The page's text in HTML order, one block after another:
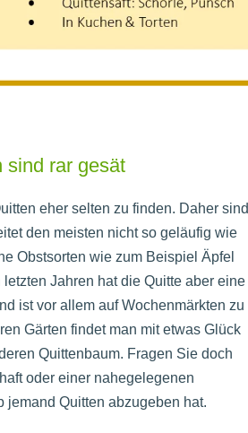
sind rar gesät
eher selten zu finden. Daher sind
den meisten nicht so geläufig wie
Obstsorten wie zum Beispiel Äpfel
Jahren hat die Quitte aber eine
ist vor allem auf Wochenmärkten zu
Gärten findet man mit etwas Glück
Quittenbaum. Fragen Sie doch
oder einer nahegelegenen
jemand Quitten abzugeben hat.